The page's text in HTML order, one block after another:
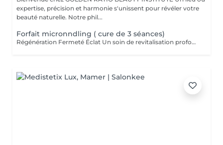
expertise, précision et harmonie s'unissent pour révéler votre
beauté naturelle. Notre phil...
Forfait micronndling ( cure de 3 séances)
Régénération Fermeté Éclat Un soin de revitalisation profonde qui stimule naturellement la peau grâce à de micro-aiguilles très fines. Le microneedling crée de minuscules perforations à la surface de la peau, déclenchant un processus de réparation intense : production de collagène, d'élastine et meilleure absorption des actifs. Ce traitement améliore visiblement : la texture de la peau, les ridules, les pores dilatés, les cicatrices d'acné, le teint terne ou irrégulier. Résultat : une peau plus ferme, plus lisse, lumineuse et visiblement régénérée. En cure 3 Séances